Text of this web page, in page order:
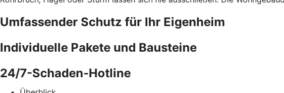
Umfassender Schutz für Ihr Eigenheim
Individuelle Pakete und Bausteine
24/7-Schaden-Hotline